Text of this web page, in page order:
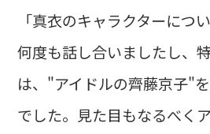
「真衣のキャラクターにつ
何度も話し合いましたし、
は、"アイドルの齊藤京子"
でした。見た目もなるべく